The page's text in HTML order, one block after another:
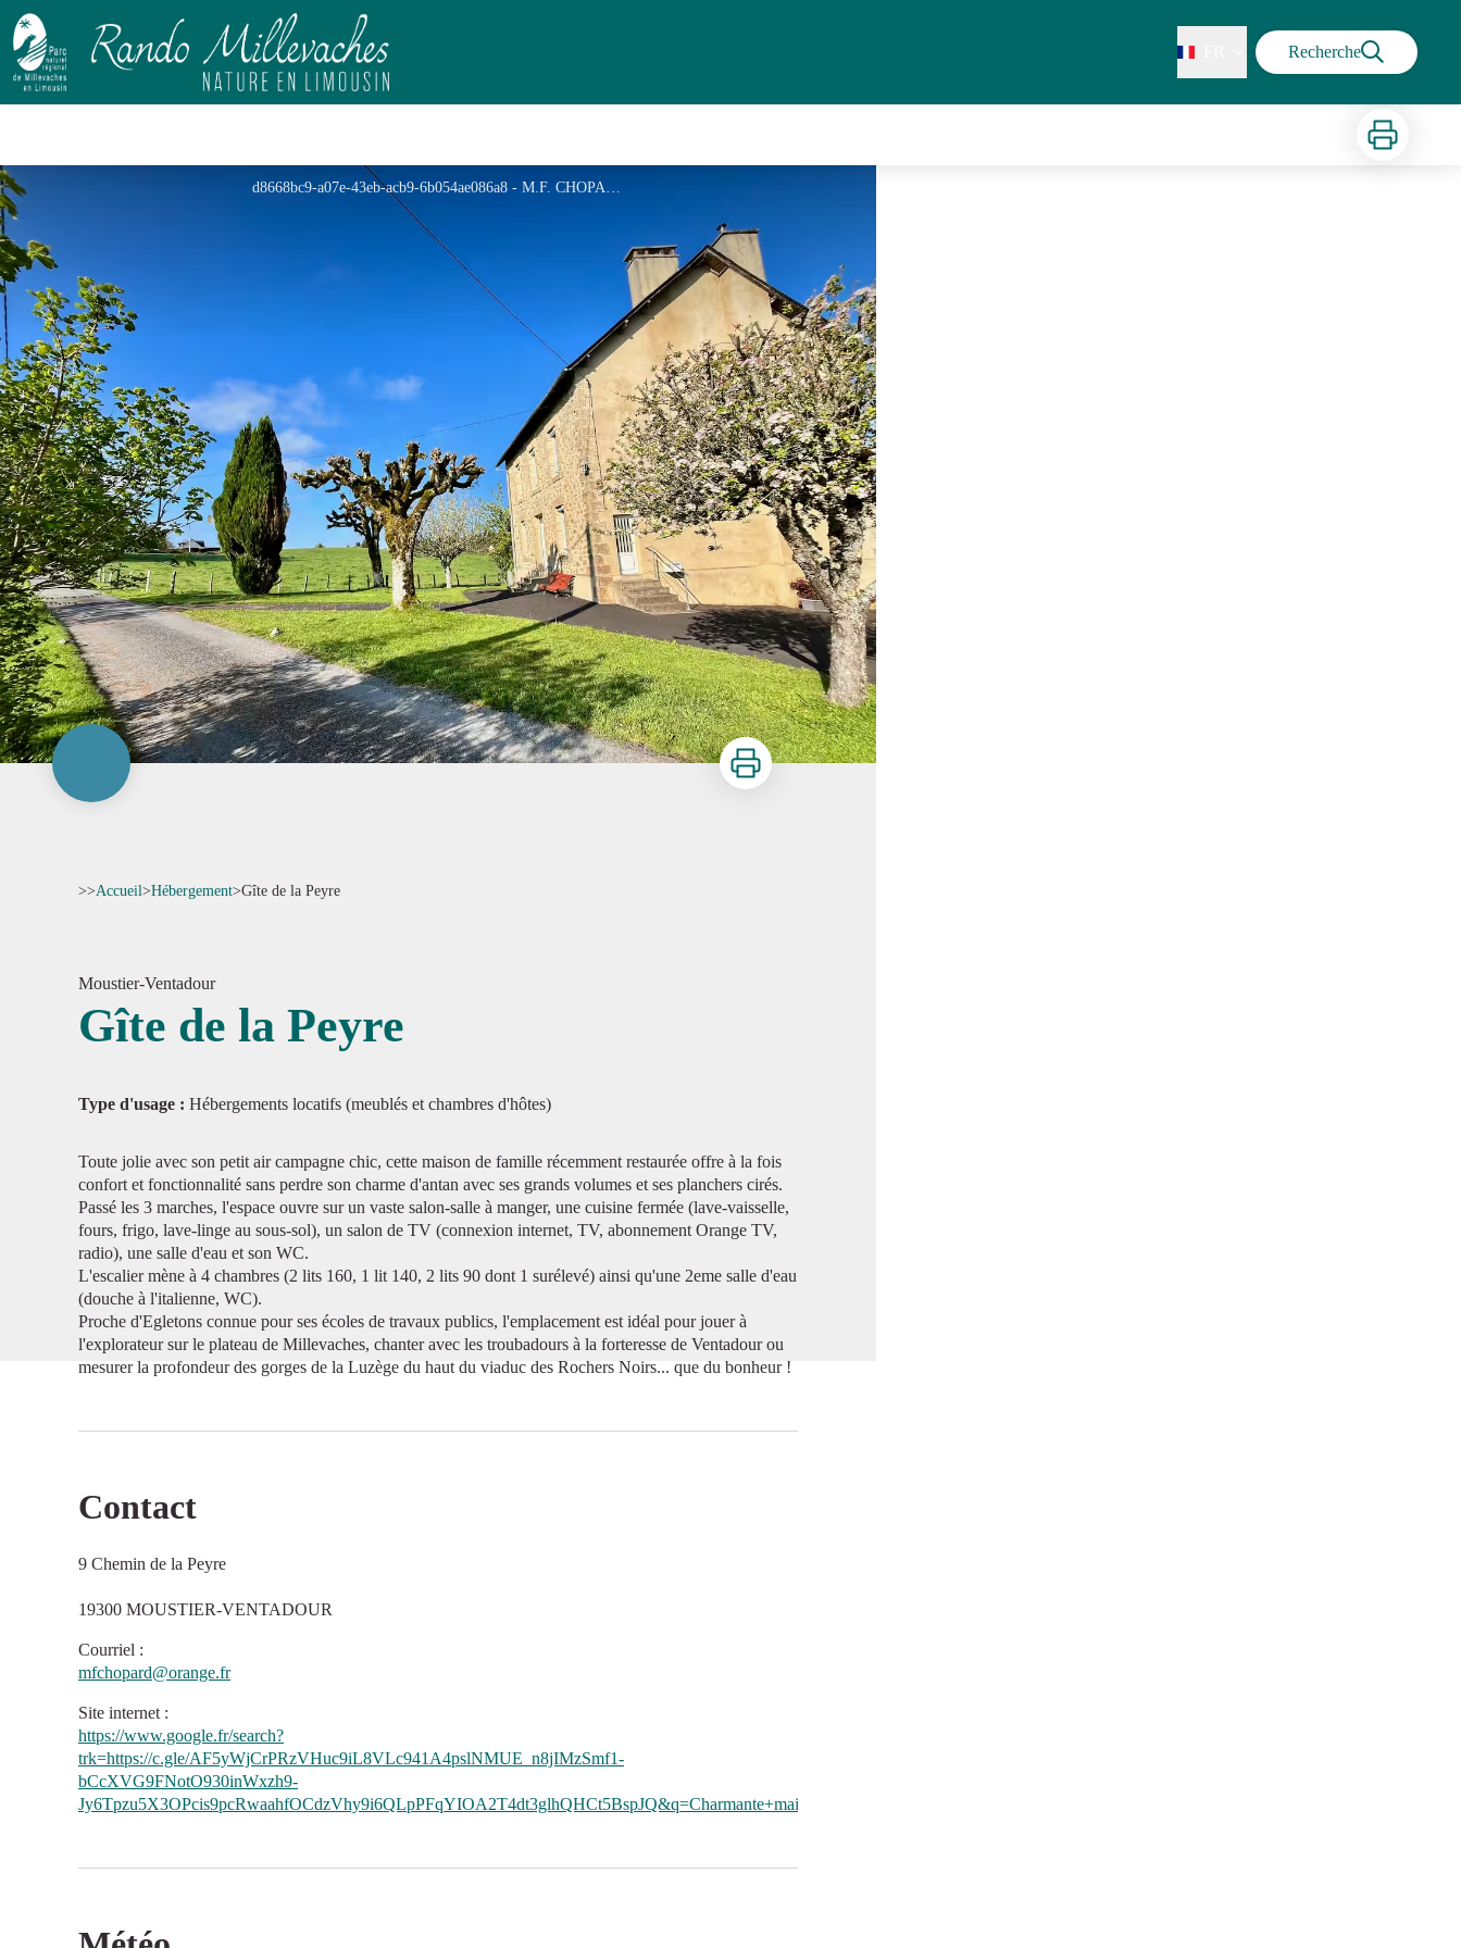
Recherche
Imprimer
d8668bc9-a07e-43eb-acb9-6b054ae086a8 - M.F. CHOPARD
Imprimer
>>Accueil>Hébergement>Gîte de la Peyre
Moustier-Ventadour
Gîte de la Peyre
Type d'usage : Hébergements locatifs (meublés et chambres d'hôtes)
Toute jolie avec son petit air campagne chic, cette maison de famille récemment restaurée offre à la fois
confort et fonctionnalité sans perdre son charme d'antan avec ses grands volumes et ses planchers cirés.
Passé les 3 marches, l'espace ouvre sur un vaste salon-salle à manger, une cuisine fermée (lave-vaisselle,
fours, frigo, lave-linge au sous-sol), un salon de TV (connexion internet, TV, abonnement Orange TV,
radio), une salle d'eau et son WC.
L'escalier mène à 4 chambres (2 lits 160, 1 lit 140, 2 lits 90 dont 1 surélevé) ainsi qu'une 2eme salle d'eau
(douche à l'italienne, WC).
Proche d'Egletons connue pour ses écoles de travaux publics, l'emplacement est idéal pour jouer à
l'explorateur sur le plateau de Millevaches, chanter avec les troubadours à la forteresse de Ventadour ou
mesurer la profondeur des gorges de la Luzège du haut du viaduc des Rochers Noirs... que du bonheur !
Contact
9 Chemin de la Peyre
19300 MOUSTIER-VENTADOUR
Courriel :
mfchopard@orange.fr
Site internet :
https://www.google.fr/search?
trk=https://c.gle/AF5yWjCrPRzVHuc9iL8VLc941A4pslNMUE_n8jIMzSmf1-
bCcXVG9FNotO930inWxzh9-
Jy6Tpzu5X3OPcis9pcRwaahfOCdzVhy9i6QLpPFqYIOA2T4dt3glhQHCt5BspJQ&q=Charmante+maison+d